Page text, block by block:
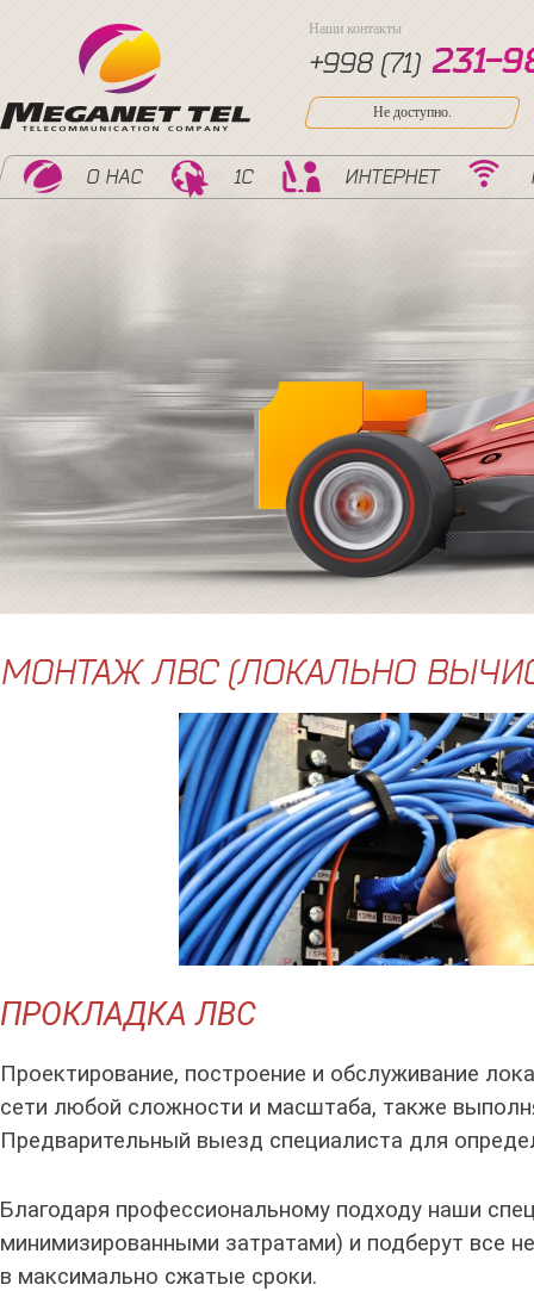
Наши контакты
+998 (71) 231-9
Не доступно.
О НАС 1С ИНТЕРНЕТ
МОНТАЖ ЛВС (ЛОКАЛЬНО
ПРОКЛАДКА ЛВС
Проектирование, построение и обслуживание
сети любой сложности и масштаба, также
Предварительный выезд специалиста для
Благодаря профессиональному подходу наши
минимизированными затратами) и подберут все
в максимально сжатые сроки.